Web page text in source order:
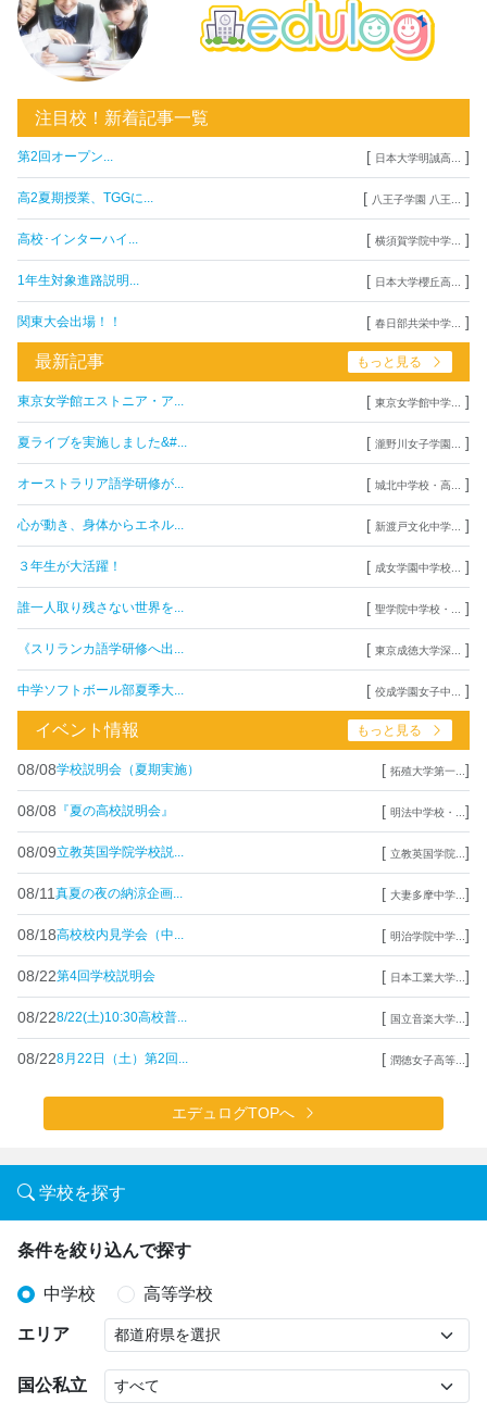
注目校！新着記事一覧
第2回オープン... [ 日本大学明誠高... ]
高2夏期授業、TGGに... [ 八王子学園 八王... ]
高校･インターハイ... [ 横須賀学院中学... ]
1年生対象進路説明... [ 日本大学櫻丘高... ]
関東大会出場！！ [ 春日部共栄中学... ]
最新記事 もっと見る
東京女学館エストニア・ア... [ 東京女学館中学... ]
夏ライブを実施しました&#... [ 瀧野川女子学園... ]
オーストラリア語学研修が... [ 城北中学校・高... ]
心が動き、身体からエネル... [ 新渡戸文化中学... ]
３年生が大活躍！ [ 成女学園中学校... ]
誰一人取り残さない世界を... [ 聖学院中学校・... ]
《スリランカ語学研修へ出... [ 東京成徳大学深... ]
中学ソフトボール部夏季大... [ 佼成学園女子中... ]
イベント情報 もっと見る
08/08学校説明会（夏期実施） [ 拓殖大学第一... ]
08/08 『夏の高校説明会』 [ 明法中学校・... ]
08/09立教英国学院学校説... [ 立教英国学院... ]
08/11 真夏の夜の納涼企画... [ 大妻多摩中学... ]
08/18高校校内見学会（中... [ 明治学院中学... ]
08/22第4回学校説明会 [ 日本工業大学... ]
08/228/22(土)10:30高校普... [ 国立音楽大学... ]
08/228月22日（土）第2回... [ 潤徳女子高等... ]
エデュログTOPへ
学校を探す
条件を絞り込んで探す
中学校 高等学校
エリア
国公私立